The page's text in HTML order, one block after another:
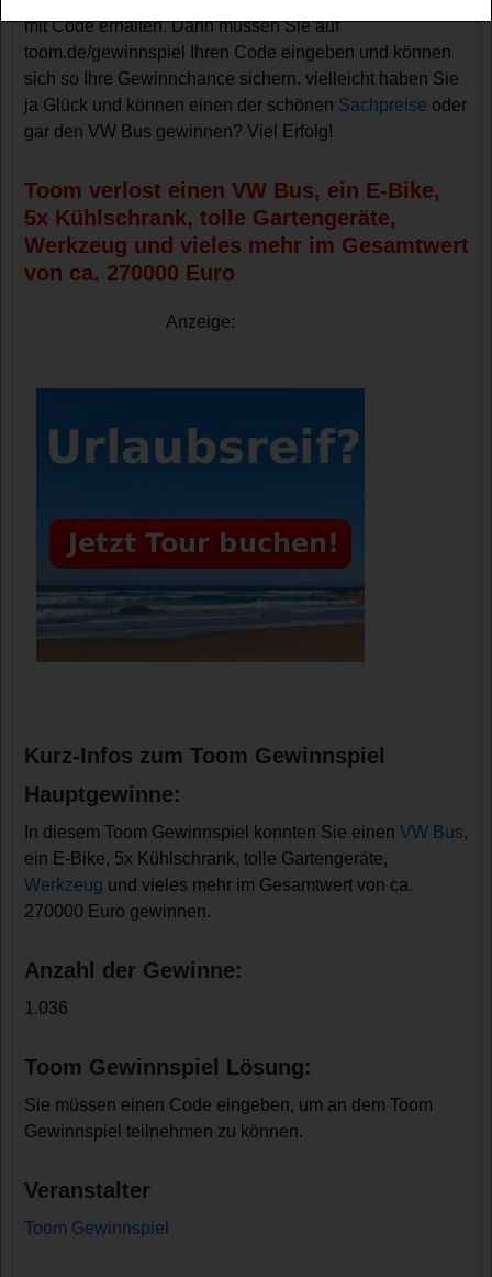
mit Code erhalten. Dann müssen Sie auf
toom.de/gewinnspiel Ihren Code eingeben und können
sich so Ihre Gewinnchance sichern. vielleicht haben Sie
ja Glück und können einen der schönen Sachpreise oder
gar den VW Bus gewinnen? Viel Erfolg!
Toom verlost einen VW Bus, ein E-Bike,
5x Kühlschrank, tolle Gartengeräte,
Werkzeug und vieles mehr im Gesamtwert
von ca. 270000 Euro
Anzeige:
Kurz-Infos zum Toom Gewinnspiel
Hauptgewinne:
In diesem Toom Gewinnspiel konnten Sie einenVW Bus,
ein E-Bike, 5x Kühlschrank, tolle Gartengeräte,
Werkzeug und vieles mehr im Gesamtwert von ca.
270000 Euro gewinnen.
Anzahl der Gewinne:
1.036
Toom Gewinnspiel Lösung:
Sie müssen einen Code eingeben, um an dem Toom
Gewinnspiel teilnehmen zu können.
Veranstalter
Toom Gewinnspiel